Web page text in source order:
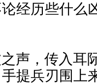
经历些什么
声，传入耳
提兵刃围上